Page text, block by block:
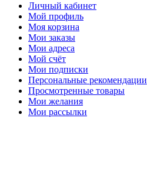
Личный кабинет
Мой профиль
Моя корзина
Мои заказы
Мои адреса
Мой счёт
Мои подписки
Персональные рекомендации
Просмотренные товары
Мои желания
Мои рассылки